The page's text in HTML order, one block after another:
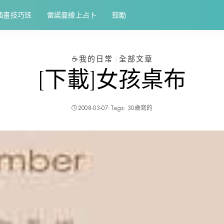
畫技巧班 雷諾曼線上占卜 鼓勵
☕️我的日常 全部文章
[下載]女孩桌布
2008-03-07 Tags: 30歲寫的